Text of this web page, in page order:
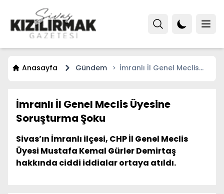
Anasayfa Gündem
İmranlı İl Genel Meclis
İmranlı İl Genel Meclis Üyesine
Soruşturma Şoku
Sivas’ın İmranlı ilçesi, CHP İl Genel Meclis
Üyesi Mustafa Kemal Gürler Demirtaş
hakkında ciddi iddialar ortaya atıldı.